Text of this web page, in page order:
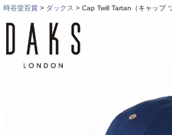
時谷堂百貨 ダックス Cap Twill Tartan（キャップ